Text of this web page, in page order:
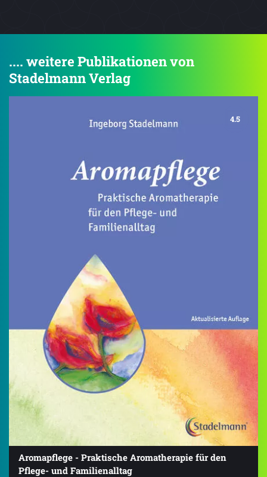
.... weitere Publikationen von
Stadelmann Verlag
4.5
Aromapflege - Praktische Aromatherapie für den
Pflege- und Familienalltag